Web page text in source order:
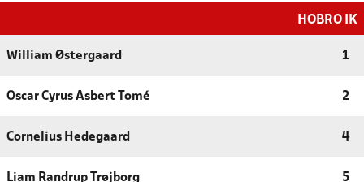
HOBRO IK
William Østergaard 1
Oscar Cyrus Asbert Tomé 2
Cornelius Hedegaard 4
Liam Randrup Trøjborg 5